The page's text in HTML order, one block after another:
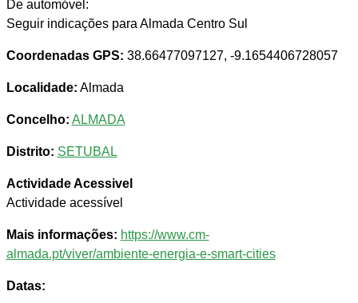
De automóvel:
Seguir indicações para Almada Centro Sul
Coordenadas GPS: 38.66477097127, -9.1654406728057
Localidade: Almada
Concelho: ALMADA
Distrito: SETUBAL
Actividade Acessivel
Actividade acessível
Mais informações: https://www.cm-
almada.pt/viver/ambiente-energia-e-smart-cities
Datas: